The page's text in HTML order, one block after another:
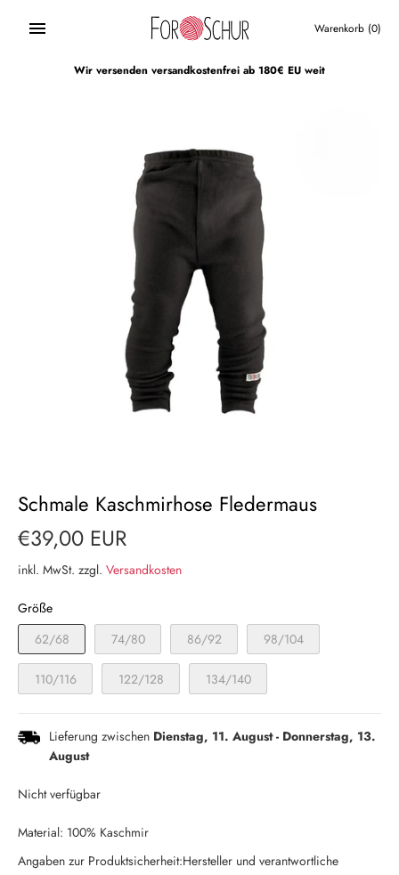
Warenkorb (0)
Wir versenden versandkostenfrei ab 180€ EU weit
Schmale Kaschmirhose Fledermaus
€39,00 EUR
inkl. MwSt. zzgl. Versandkosten
Größe
62/68
74/80 86/92 98/104
110/116 122/128 134/140
Lieferung zwischen Dienstag, 11. August- Donnerstag, 13.
August
Nicht verfügbar
Material: 100% Kaschmir
Angaben zur Produktsicherheit:Hersteller und verantwortliche